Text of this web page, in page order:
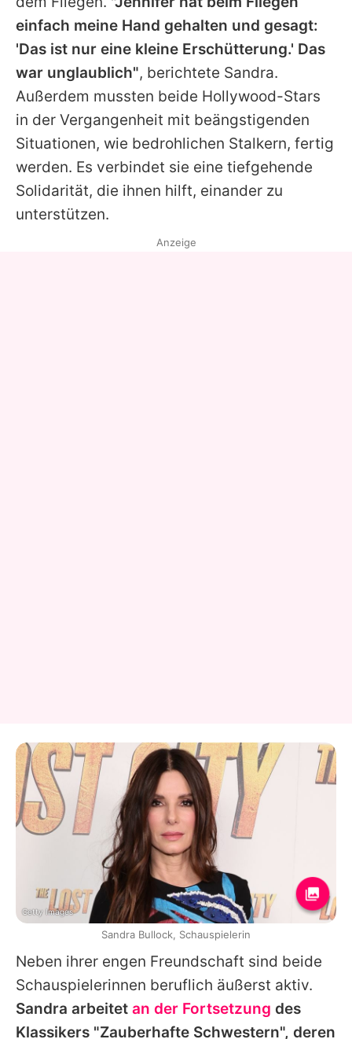
einfach meine Hand gehalten und gesagt:
'Das ist nur eine kleine Erschütterung.' Das
war unglaublich", berichtete Sandra.
Außerdem mussten beide Hollywood-Stars
in der Vergangenheit mit beängstigenden
Situationen, wie bedrohlichen Stalkern, fertig
werden. Es verbindet sie eine tiefgehende
Solidarität, die ihnen hilft, einander zu
unterstützen.
Neben ihrer engen Freundschaft sind beide
Schauspielerinnen beruflich äußerst aktiv.
Sandra arbeitet an der Fortsetzung des
Klassikers "Zauberhafte Schwestern", deren
Anzeige
Getty Images
Sandra Bullock, Schauspielerin